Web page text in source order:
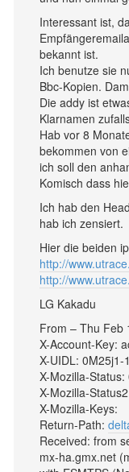
Interessant ist,
bekannt ist.
Ich benutze sie
Bbc-Kopien.
Die addy ist
Klarnamen
Hab vor 8
bekommen von
ich soll den
Komisch dass
Ich hab den
hab ich zensiert.
Hier die beiden
http://
http://
LG Kakadu
From – Thu Feb
X-Account-Key:
X-UIDL: 0M25j1-
X-Mozilla-Status:
X-Mozilla-
X-Mozilla-Keys:
Return-Path:
Received: from
mx-ha.gmx.net